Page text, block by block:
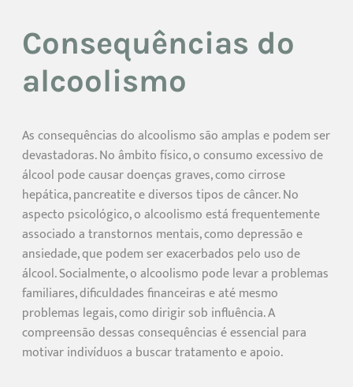
Consequências do
alcoolismo
As consequências do alcoolismo são amplas e podem ser
devastadoras. No âmbito físico, o consumo excessivo de
álcool pode causar doenças graves, como cirrose
hepática, pancreatite e diversos tipos de câncer. No
aspecto psicológico, o alcoolismo está frequentemente
associado a transtornos mentais, como depressão e
ansiedade, que podem ser exacerbados pelo uso de
álcool. Socialmente, o alcoolismo pode levar a problemas
familiares, dificuldades financeiras e até mesmo
problemas legais, como dirigir sob influência. A
compreensão dessas consequências é essencial para
motivar indivíduos a buscar tratamento e apoio.